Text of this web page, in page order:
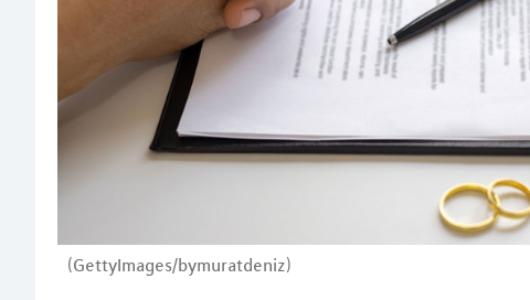
(GettyImages/bymuratdeniz)